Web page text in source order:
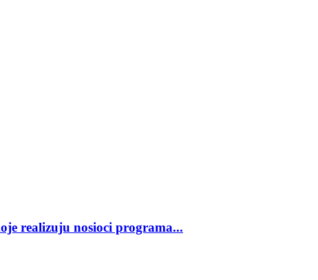
realizuju nosioci programa...